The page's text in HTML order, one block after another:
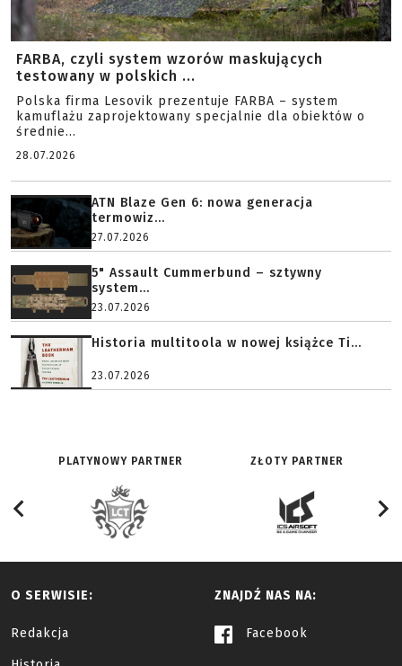
FARBA, czyli system wzorów maskujących
testowany w polskich ...
Polska firma Lesovik prezentuje FARBA – system
kamuflażu zaprojektowany specjalnie dla obiektów o
średnie...
28.07.2026
ATN Blaze Gen 6: nowa generacja
termowiz...
27.07.2026
5" Assault Cummerbund – sztywny
system...
23.07.2026
Historia multitoola w nowej książce Ti...
23.07.2026
PLATYNOWY PARTNER ZŁOTY PARTNER
O SERWISIE:
Redakcja
ZNAJDŹ NAS NA:
Facebook